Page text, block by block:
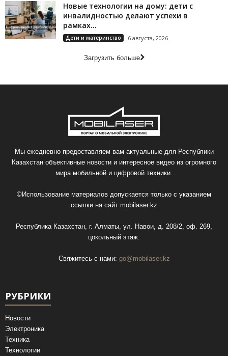
Новые технологии на дому: дети с
инвалидностью делают успехи в
рамках...
Дети и материнство 6 августа, 2026
Загрузить больше
Мы ежедневно предоставляем вам актуальные для Республики
Казахстан объективные новости и интересное видео из огромного
мира мобильной и цифровой техники.
©Использование материалов допускается только с указанием
ссылки на сайт mobilaser.kz
Республика Казахстан, г. Алматы, ул. Навои, д. 208/2, оф. 269,
цокольный этаж.
Свяжитесь с нами: go@mobilaser.kz
РУБРИКИ
Новости
Электроника
Техника
Технологии